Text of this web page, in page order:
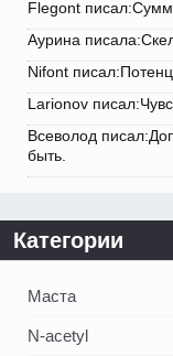
Flegont
Аурина
Nifont
Larionov
Всеволод
быть.
Категории
Маста
N-acetyl